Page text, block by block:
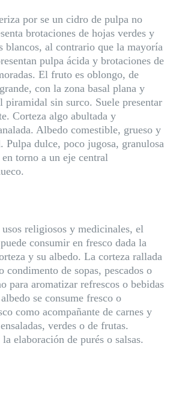
por se un cidro de pulpa no
brotaciones de hojas verdes y
blancos, al contrario que la mayoría
pulpa ácida y brotaciones de
El fruto es oblongo, de
con la zona basal plana y
piramidal sin surco. Suele presentar
Corteza algo abultada y
Albedo comestible, grueso y
Pulpa dulce, poco jugosa, granulosa
torno a un eje central
usos religiosos y medicinales, el
consumir en fresco dada la
y su albedo. La corteza rallada
condimento de sopas, pescados o
para aromatizar refrescos o bebidas
se consume fresco o
como acompañante de carnes y
verdes o de frutas.
la elaboración de purés o salsas.